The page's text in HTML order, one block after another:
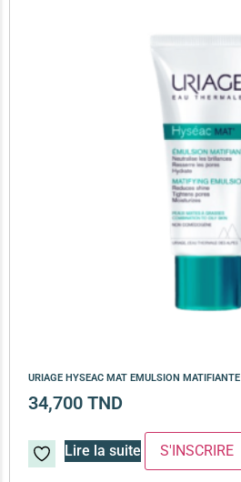
URIAGE HYSEAC MAT EMULSION MATIFIANTE
34,700 TND
Lire la suite